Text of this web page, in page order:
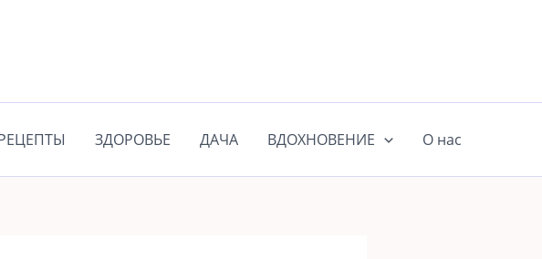
ЗДОРОВЬЕ ДАЧА ВДОХНОВЕНИЕ О нас